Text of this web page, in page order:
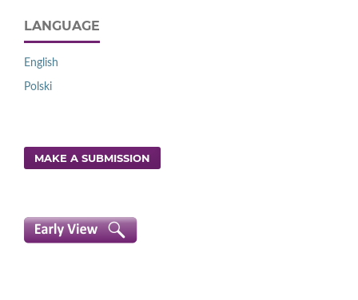
LANGUAGE
English
Polski
MAKE A SUBMISSION